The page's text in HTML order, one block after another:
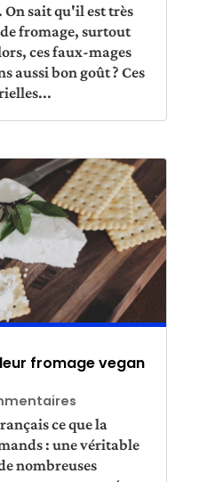
sait qu'il est très
fromage, surtout
ces faux-mages
aussi bon goût ? Ces
fromage vegan
ce que la
: une véritable
nombreuses